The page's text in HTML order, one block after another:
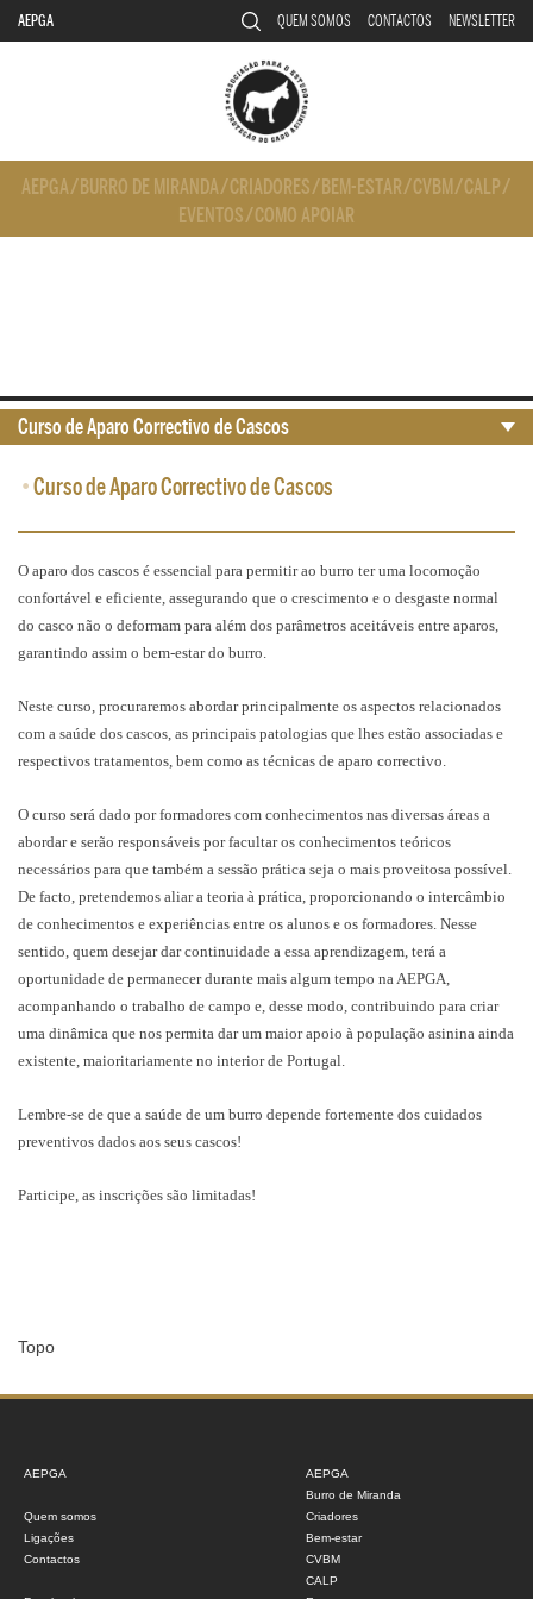
AEPGA QUEM SOMOS CONTACTOS NEWSLETTER
AEPGA/ BURRO DE MIRANDA/CRIADORES/ BEM-ESTAR/CVBM/CALP/
EVENTOS/COMO APOIAR
•Curso de Aparo Correctivo de Cascos
O aparo dos cascos é essencial para permitir ao burro ter uma locomoção
confortável e eficiente, assegurando que o crescimento e o desgaste normal
do casco não o deformam para além dos parâmetros aceitáveis entre aparos,
garantindo assim o bem-estar do burro.
Neste curso, procuraremos abordar principalmente os aspectos relacionados
com a saúde dos cascos, as principais patologias que lhes estão associadas e
respectivos tratamentos, bem como as técnicas de aparo correctivo.
O curso será dado por formadores com conhecimentos nas diversas áreas a
abordar e serão responsáveis por facultar os conhecimentos teóricos
necessários para que também a sessão prática seja o mais proveitosa possível.
De facto, pretendemos aliar a teoria à prática, proporcionando o intercâmbio
de conhecimentos e experiências entre os alunos e os formadores. Nesse
sentido, quem desejar dar continuidade a essa aprendizagem, terá a
oportunidade de permanecer durante mais algum tempo na AEPGA,
acompanhando o trabalho de campo e, desse modo, contribuindo para criar
uma dinâmica que nos permita dar um maior apoio à população asinina ainda
existente, maioritariamente no interior de Portugal.
Lembre-se de que a saúde de um burro depende fortemente dos cuidados
preventivos dados aos seus cascos!
Participe, as inscrições são limitadas!
Topo
Curso de Aparo Correctivo de Cascos
AEPGA
Quem somos
Ligações
Contactos
AEPGA
Burro de Miranda
Criadores
Bem-estar
CVBM
CALP